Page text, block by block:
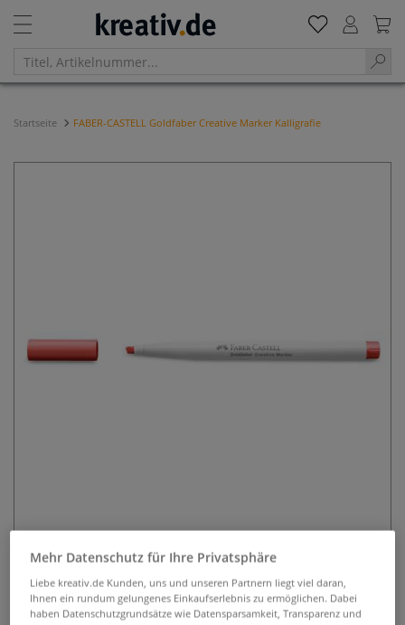
Startseite FABER-CASTELL Goldfaber Creative Marker Kalligrafie
FABER-CASTELL Goldfaber
Creative Marker Kalligrafie
Mehr Datenschutz für Ihre Privatsphäre
Liebe kreativ.de Kunden, uns und unseren Partnern liegt viel daran,
Ihnen ein rundum gelungenes Einkaufserlebnis zu ermöglichen. Dabei
haben Datenschutzgrundsätze wie Datensparsamkeit, Transparenz und